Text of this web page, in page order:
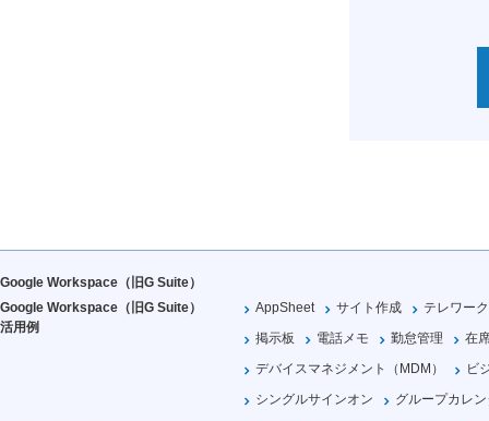
Google Workspace（旧G Suite）
Google Workspace（旧G Suite）
活用例
AppSheet サイト作成
テレワーク
掲示板
電話メモ 勤怠管理
在
デバイスマネジメント（MDM）
ビ
シングルサインオン
グループカレ